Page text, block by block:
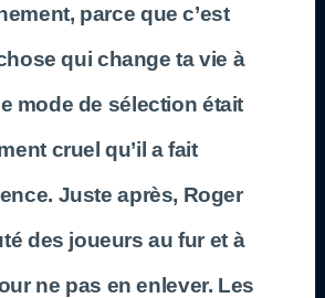
parce que c’est
qui change ta vie à
mode de sélection était
cruel qu’il a fait
Juste après, Roger
des joueurs au fur et à
ne pas en enlever. Les